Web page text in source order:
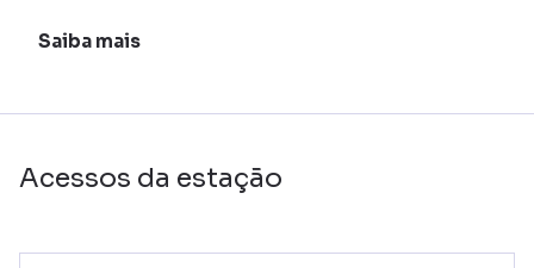
Saiba mais
Acessos da estação